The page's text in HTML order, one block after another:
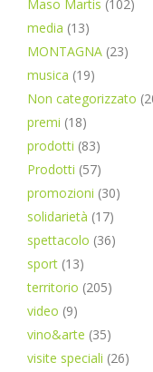
Maso Martis (102)
media (13)
MONTAGNA (23)
musica (19)
Non categorizzato
premi (18)
prodotti (83)
Prodotti (57)
promozioni (30)
solidarietà (17)
spettacolo (36)
sport (13)
territorio (205)
video (9)
vino&arte (35)
visite speciali (26)